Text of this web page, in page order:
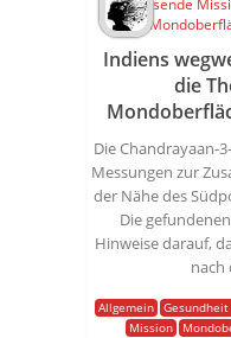
Indiens
die
Die Chandrayaan-
Messungen zur
der Nähe des
Die
Hinweise darauf,
nach
Allgemein
Mission